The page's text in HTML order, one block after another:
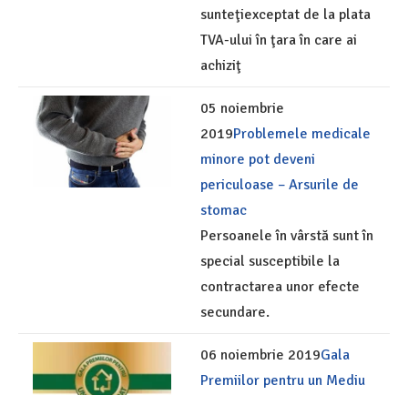
sunteţiexceptat de la plata
TVA-ului în ţara în care ai
achiziţ
05 noiembrie
2019Problemele medicale
minore pot deveni
periculoase – Arsurile de
stomac
Persoanele în vârstă sunt în
special susceptibile la
contractarea unor efecte
secundare.
06 noiembrie 2019Gala
Premiilor pentru un Mediu